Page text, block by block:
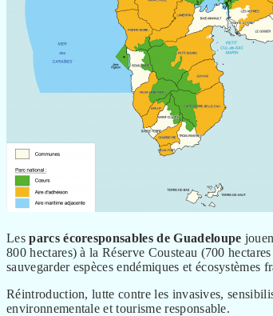
Lesparcs écoresponsables de Guadeloupe
800 hectares) à la Réserve Cousteau (700
sauvegarder espèces endémiques et écosystèmes
Réintroduction, lutte contre les invasives,
environnementale et tourisme responsable.